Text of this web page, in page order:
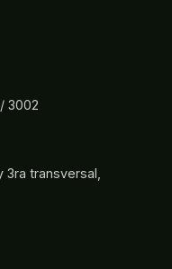
3002
3ra transversal,